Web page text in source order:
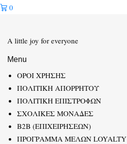
0
A little joy for everyone
Menu
ΟΡΟΙ ΧΡΗΣΗΣ
ΠΟΛΙΤΙΚΗ ΑΠΟΡΡΗΤΟΥ
ΠΟΛΙΤΙΚΗ ΕΠΙΣΤΡΟΦΩΝ
ΣΧΟΛΙΚΕΣ ΜΟΝΑΔΕΣ
B2B (ΕΠΙΧΕΙΡΗΣΕΩΝ)
ΠΡΟΓΡΑΜΜΑ ΜΕΛΩΝ LOYALTY